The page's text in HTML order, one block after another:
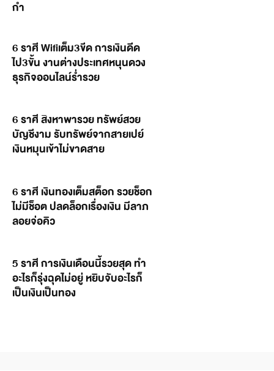
กำ
6 ราศี Wifiเต็ม3ขีด การเงินดีด
ไป3ขั้น งานต่างประเทศหนุนดวง
ธุรกิจออนไลน์ร่ำรวย
6 ราศี สิงหาพารวย ทรัพย์สวย
บัญชีงาม รับทรัพย์จากสายเปย์
เงินหมุนเข้าไม่ขาดสาย
6 ราศี เงินทองเต็มสต็อก รวยช็อก
ไม่มีช็อต ปลดล็อกเรื่องเงิน มีลาภ
ลอยจ่อคิว
5 ราศี การเงินเดือนนี้รวยสุด ทำ
อะไรก็รุ่งฉุดไม่อยู่ หยิบจับอะไรก็
เป็นเงินเป็นทอง